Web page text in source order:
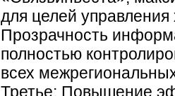
для целей управления
Прозрачность
полностью
всех
Третье: Повышение